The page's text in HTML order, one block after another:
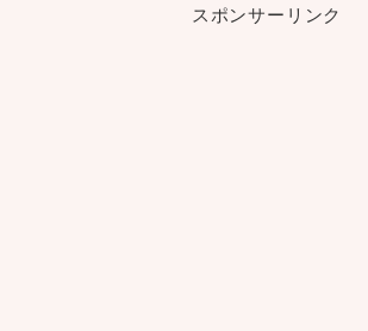
スポンサーリンク